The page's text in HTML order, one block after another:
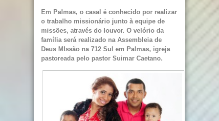
Em Palmas, o casal é conhecido por realizar
o trabalho missionário junto à equipe de
missões, através do louvor. O velório da
família será realizado na Assembleia de
Deus MIssão na 712 Sul em Palmas, igreja
pastoreada pelo pastor Suimar Caetano.